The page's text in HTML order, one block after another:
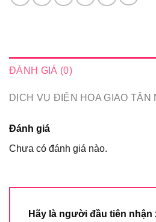
ĐÁNH GIÁ (0)
DỊCH VỤ ĐIỆN HOA GIAO TẬN
Đánh giá
Chưa có đánh giá nào.
Hãy là người đầu tiên nhận